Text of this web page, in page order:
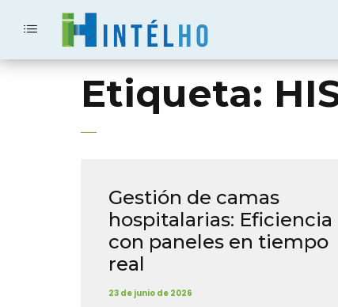
Etiqueta:
Gestión de camas
hospitalarias: Eficiencia
con paneles en tiempo
real
23 de junio de 2026